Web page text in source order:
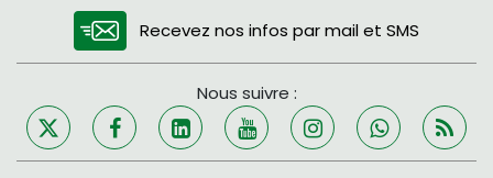
Recevez nos infos par mail et SMS
Nous suivre :